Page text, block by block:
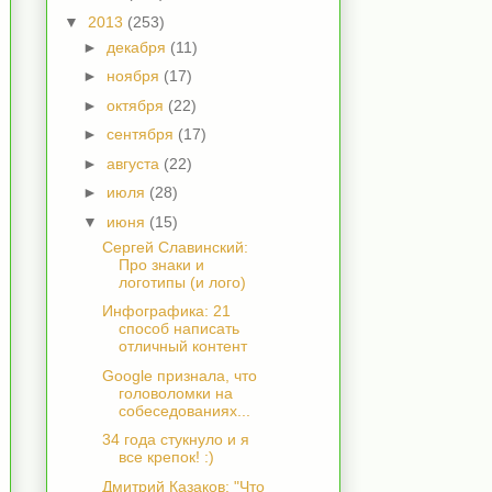
▼ 2013 (253)
► декабря (11)
► ноября (17)
► октября (22)
► сентября (17)
► августа (22)
► июля (28)
▼ июня (15)
Сергей Славинский:
Про знаки и
логотипы (и лого)
Инфографика: 21
способ написать
отличный контент
Google признала, что
головоломки на
собеседованиях...
34 года стукнуло и я
все крепок! :)
Дмитрий Казаков: "Что